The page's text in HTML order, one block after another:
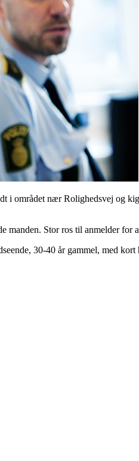
i området nær Rolighedsvej og
Stor ros til anmelder for
30-40 år gammel, med